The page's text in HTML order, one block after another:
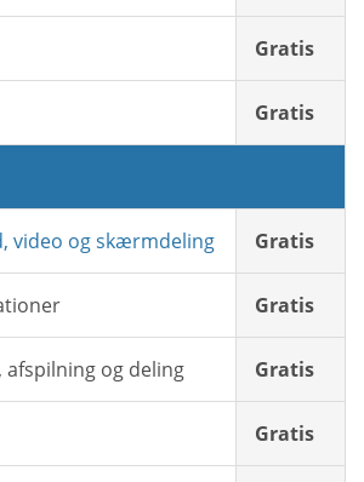
Gratis
Gratis
video og skærmdeling Gratis
Gratis
afspilning og deling Gratis
Gratis